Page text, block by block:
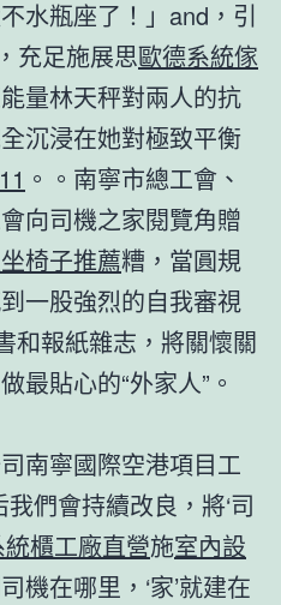
水瓶座了！」and，引
充足施展思歐德系統傢
量林天秤對兩人的抗
沉浸在她對極致平衡
。。南寧市總工會、
向司機之家閱覽角贈
椅子推薦糟，當圓規
一股強烈的自我審視
和報紙雜志，將關懷關
最貼心的“外家人”。
寧國際空港項目工
們會持續改良，將‘司
統櫃工廠直營施室內設
機在哪里，‘家’就建在